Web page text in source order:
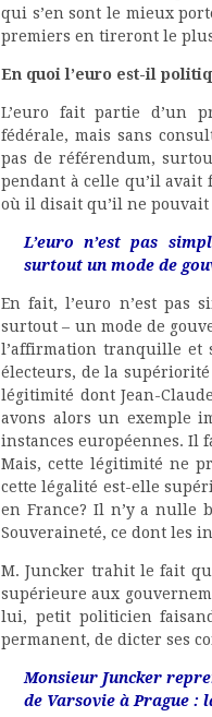
qui s’en sont le mieux
premiers en tireront le
En quoi l’euro est-il
L’euro fait partie d’un
fédérale, mais sans
pas de référendum,
pendant à celle qu’il avait
où il disait qu’il ne
L’euro n’est pas
surtout un mode de
En fait, l’euro n’est pas
surtout – un mode de
l’affirmation tranquille et
électeurs, de la
légitimité dont Jean-
avons alors un exemple
instances européennes. Il
Mais, cette légitimité ne
cette légalité est-elle
en France? Il n’y a nulle
Souveraineté, ce dont les
M. Juncker trahit le fait
supérieure aux
lui, petit politicien
permanent, de dicter ses
Monsieur Juncker
de Varsovie à Prague :